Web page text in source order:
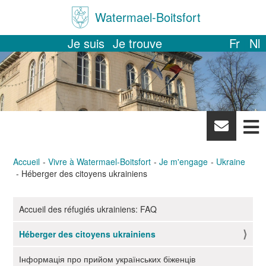
Watermael-Boitsfort
Je suis Je trouve Fr Nl
News
letter
Accueil Vivre à Watermael-Boitsfort Je m'engage
Ukraine
Héberger des citoyens ukrainiens
N
v
i
Accueil des réfugiés ukrainiens: FAQ
Héberger des citoyens ukrainiens
Інформація про прийом українських біженців